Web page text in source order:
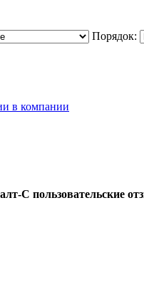
Порядок:
в компании
С пользовательские